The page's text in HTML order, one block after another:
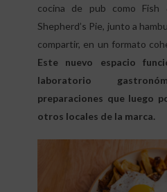
cocina de pub como
Shepherd’s Pie, junto a
compartir, en un formato
Este nuevo espacio
laboratorio
preparaciones que luego
otros locales de la marca.